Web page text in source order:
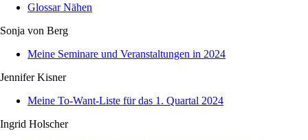
Glossar Nähen
Sonja von Berg
Meine Seminare und Veranstaltungen in 2024
Jennifer Kisner
Meine To-Want-Liste für das 1. Quartal 2024
Ingrid Holscher